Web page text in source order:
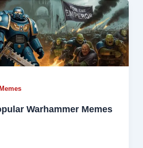
Memes
Warhammer Memes